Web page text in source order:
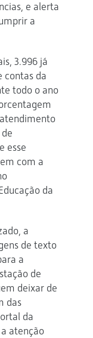
e alerta
a
3.996 já
contas da
todo o ano
esse
com a
da
a
de texto
a
de
deixar de
das
da
atenção